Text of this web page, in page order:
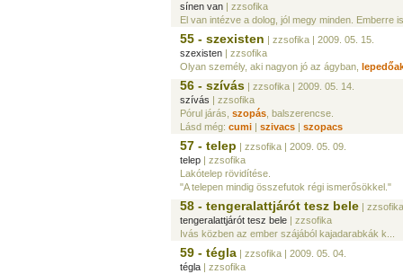
sínen van | zzsofika
El van intézve a dolog, jól megy minden. Emberre
55 - szexisten | zzsofika | 2009. 05. 15.
szexisten | zzsofika
Olyan személy, aki nagyon jó az ágyban,
56 - szívás | zzsofika | 2009. 05. 14.
szívás | zzsofika
Pórul járás, szopás , balszerencse.
Lásd még: cumi | szivacs | szopacs
57 - telep | zzsofika | 2009. 05. 09.
telep | zzsofika
Lakótelep rövidítése.
"A telepen mindig összefutok régi ismerősökkel."
58 - tengeralattjárót tesz bele | zzsofika
tengeralattjárót tesz bele | zzsofika
Ivás közben az ember szájából kajadarabkák k...
59 - tégla | zzsofika | 2009. 05. 04.
tégla | zzsofika